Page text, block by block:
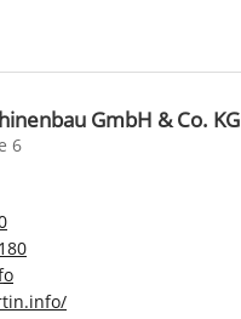
GmbH & Co. KG
6